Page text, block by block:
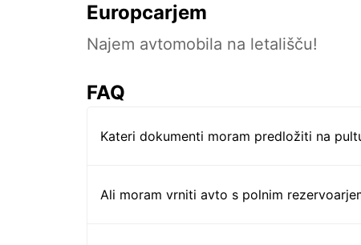
Europcarjem
Najem avtomobila na letališču!
FAQ
Kateri dokumenti moram predložiti na
Ali moram vrniti avto s polnim